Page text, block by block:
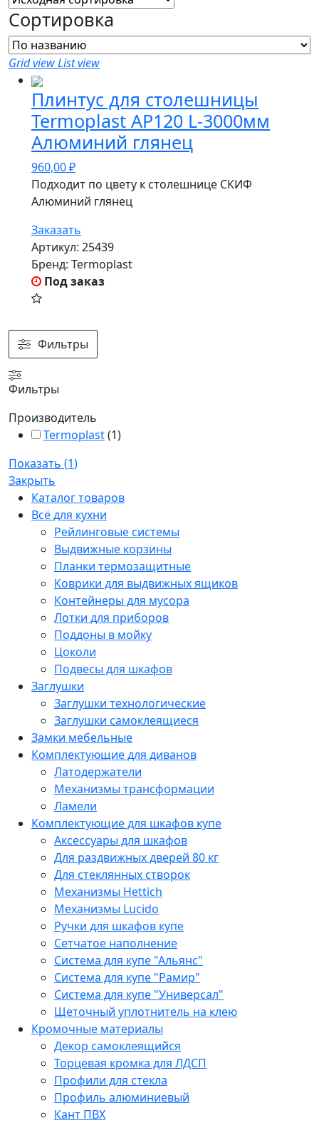
Фильтры
Фильтры
Производитель
Termoplast(1)
Показать (1)
Закрыть
Каталог товаров
Всё для кухни
Рейлинговые системы
Выдвижные корзины
Планки термозащитные
Коврики для выдвижных ящиков
Контейнеры для мусора
Лотки для приборов
Поддоны в мойку
Цоколи
Подвесы для шкафов
Заглушки
Заглушки технологические
Заглушки самоклеящиеся
Замки мебельные
Комплектующие для диванов
Латодержатели
Механизмы трансформации
Ламели
Комплектующие для шкафов купе
Аксессуары для шкафов
Для раздвижных дверей 80 кг
Для стеклянных створок
Механизмы Hettich
Механизмы Lucido
Ручки для шкафов купе
Сетчатое наполнение
Система для купе "Альянс"
Система для купе "Рамир"
Система для купе "Универсал"
Щеточный уплотнитель на клею
Кромочные материалы
Декор самоклеящийся
Торцевая кромка для ЛДСП
Профили для стекла
Профиль алюминиевый
Кант ПВХ
Сортировка
Grid viewList view
Плинтус для столешницы
Termoplast AP120 L-3000мм
Алюминий глянец
960,00₽
Подходит по цвету к столешнице СКИФ
Алюминий глянец
Заказать
Артикул: 25439
Бренд: Termoplast
Под заказ